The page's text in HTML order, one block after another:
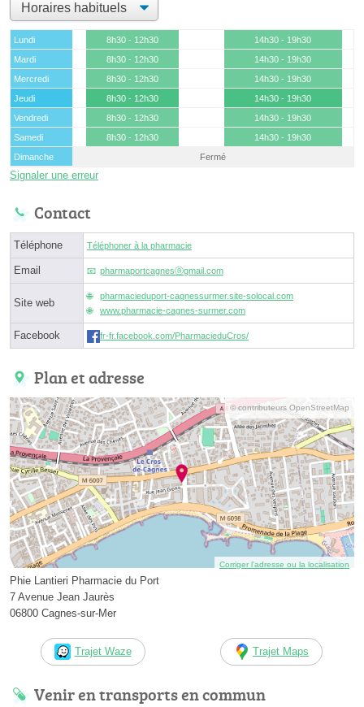
Lundi 8h30 - 12h30
14h30 - 19h30
Mardi
8h30 - 12h30
14h30 - 19h30
Mercredi
8h30 - 12h30
14h30 - 19h30
Jeudi
8h30 - 12h30
14h30 - 19h30
Vendredi
8h30 - 12h30
14h30 - 19h30
Samedi
8h30 - 12h30
14h30 - 19h30
Dimanche
Fermé
Signaler une erreur
Contact
Téléphone Téléphoner à la pharmacie
Email pharmaportcagnesⓐgmail.com
Site web
pharmacieduport-cagnessurmer.site-solocal.com
www.pharmacie-cagnes-surmer.com
Facebook fr-fr.facebook.com/PharmacieduCros/
Plan et adresse
© contributeurs OpenStreetMap
Corriger l’adresse ou la localisation
Phie Lantieri Pharmacie du Port
7 Avenue Jean Jaurès
06800 Cagnes-sur-Mer
Trajet Waze Trajet Maps
Venir en transports en commun